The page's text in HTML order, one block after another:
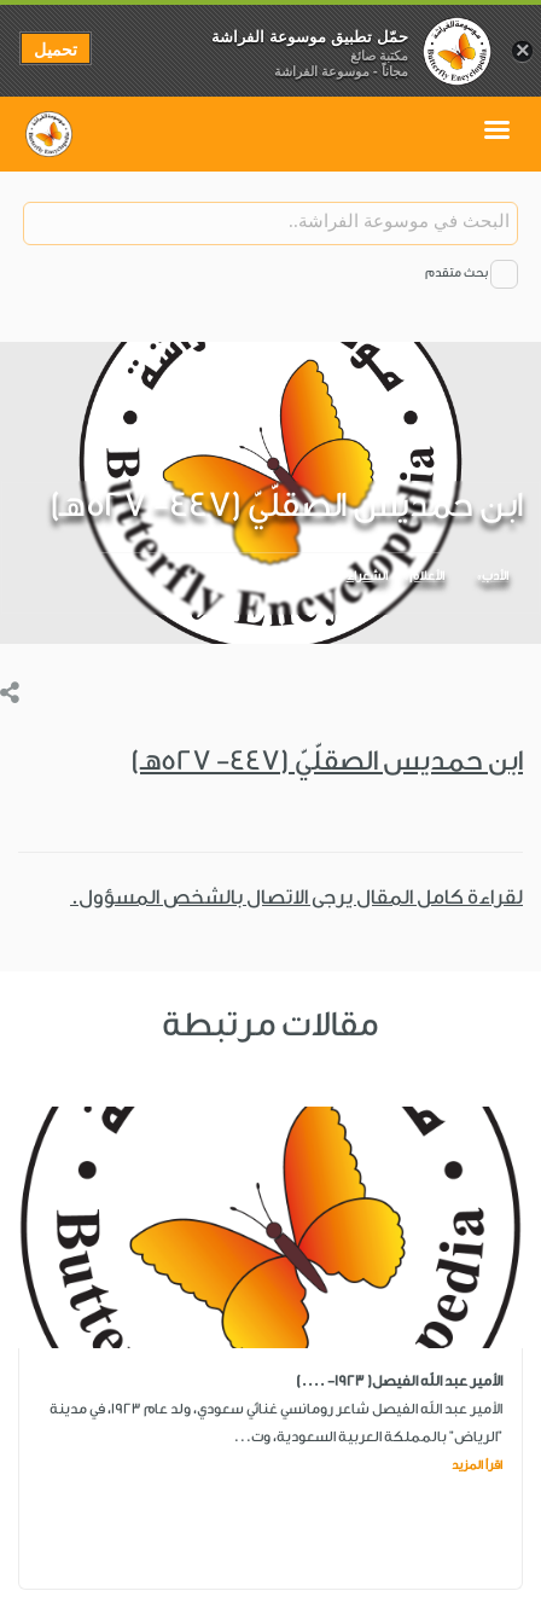
بحث متقدم
ابن حمديس الصقلّيّ (447- 527هـ)
الأدب الأعلام الشعراء
ابن حمديس الصقلّيّ (447- 527هـ)
لقراءة كامل المقال يرجى الاتصال بالشخص المسؤول.
مقالات مرتبطة
الأمير عبد الله الفيصل( 1923- ....)
الأمير عبد الله الفيصل شاعر رومانسي غنائي سعودي، ولد عام 1923، في مدينة
"الرياض" بالمملكة العربية السعودية، وت...
اقرأ المزيد
×
حمّل تطبيق موسوعة الفراشة
مكتبة صائغ
مجاناً - موسوعة الفراشة
تحميل